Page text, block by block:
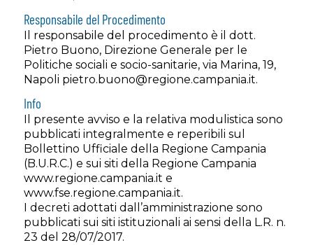
Responsabile del Procedimento
Il responsabile del procedimento è il dott.
Pietro Buono, Direzione Generale per le
Politiche sociali e socio-sanitarie, via Marina, 19,
Napoli pietro.buono@regione.campania.it.
Info
Il presente avviso e la relativa modulistica sono
pubblicati integralmente e reperibili sul
Bollettino Ufficiale della Regione Campania
(B.U.R.C.) e sui siti della Regione Campania
www.regione.campania.it e
www.fse.regione.campania.it.
I decreti adottati dall’amministrazione sono
pubblicati sui siti istituzionali ai sensi della L.R. n.
23 del 28/07/2017.